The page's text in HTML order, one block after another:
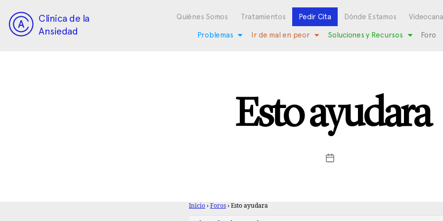
Clínica de la
Ansiedad
Quiénes Somos Tratamientos Pedir Cita Dónde Estamos
Problemas Ir de mal en peor Soluciones y Recursos Foro
Esto ayudara
Inicio › Foros › Esto ayudara